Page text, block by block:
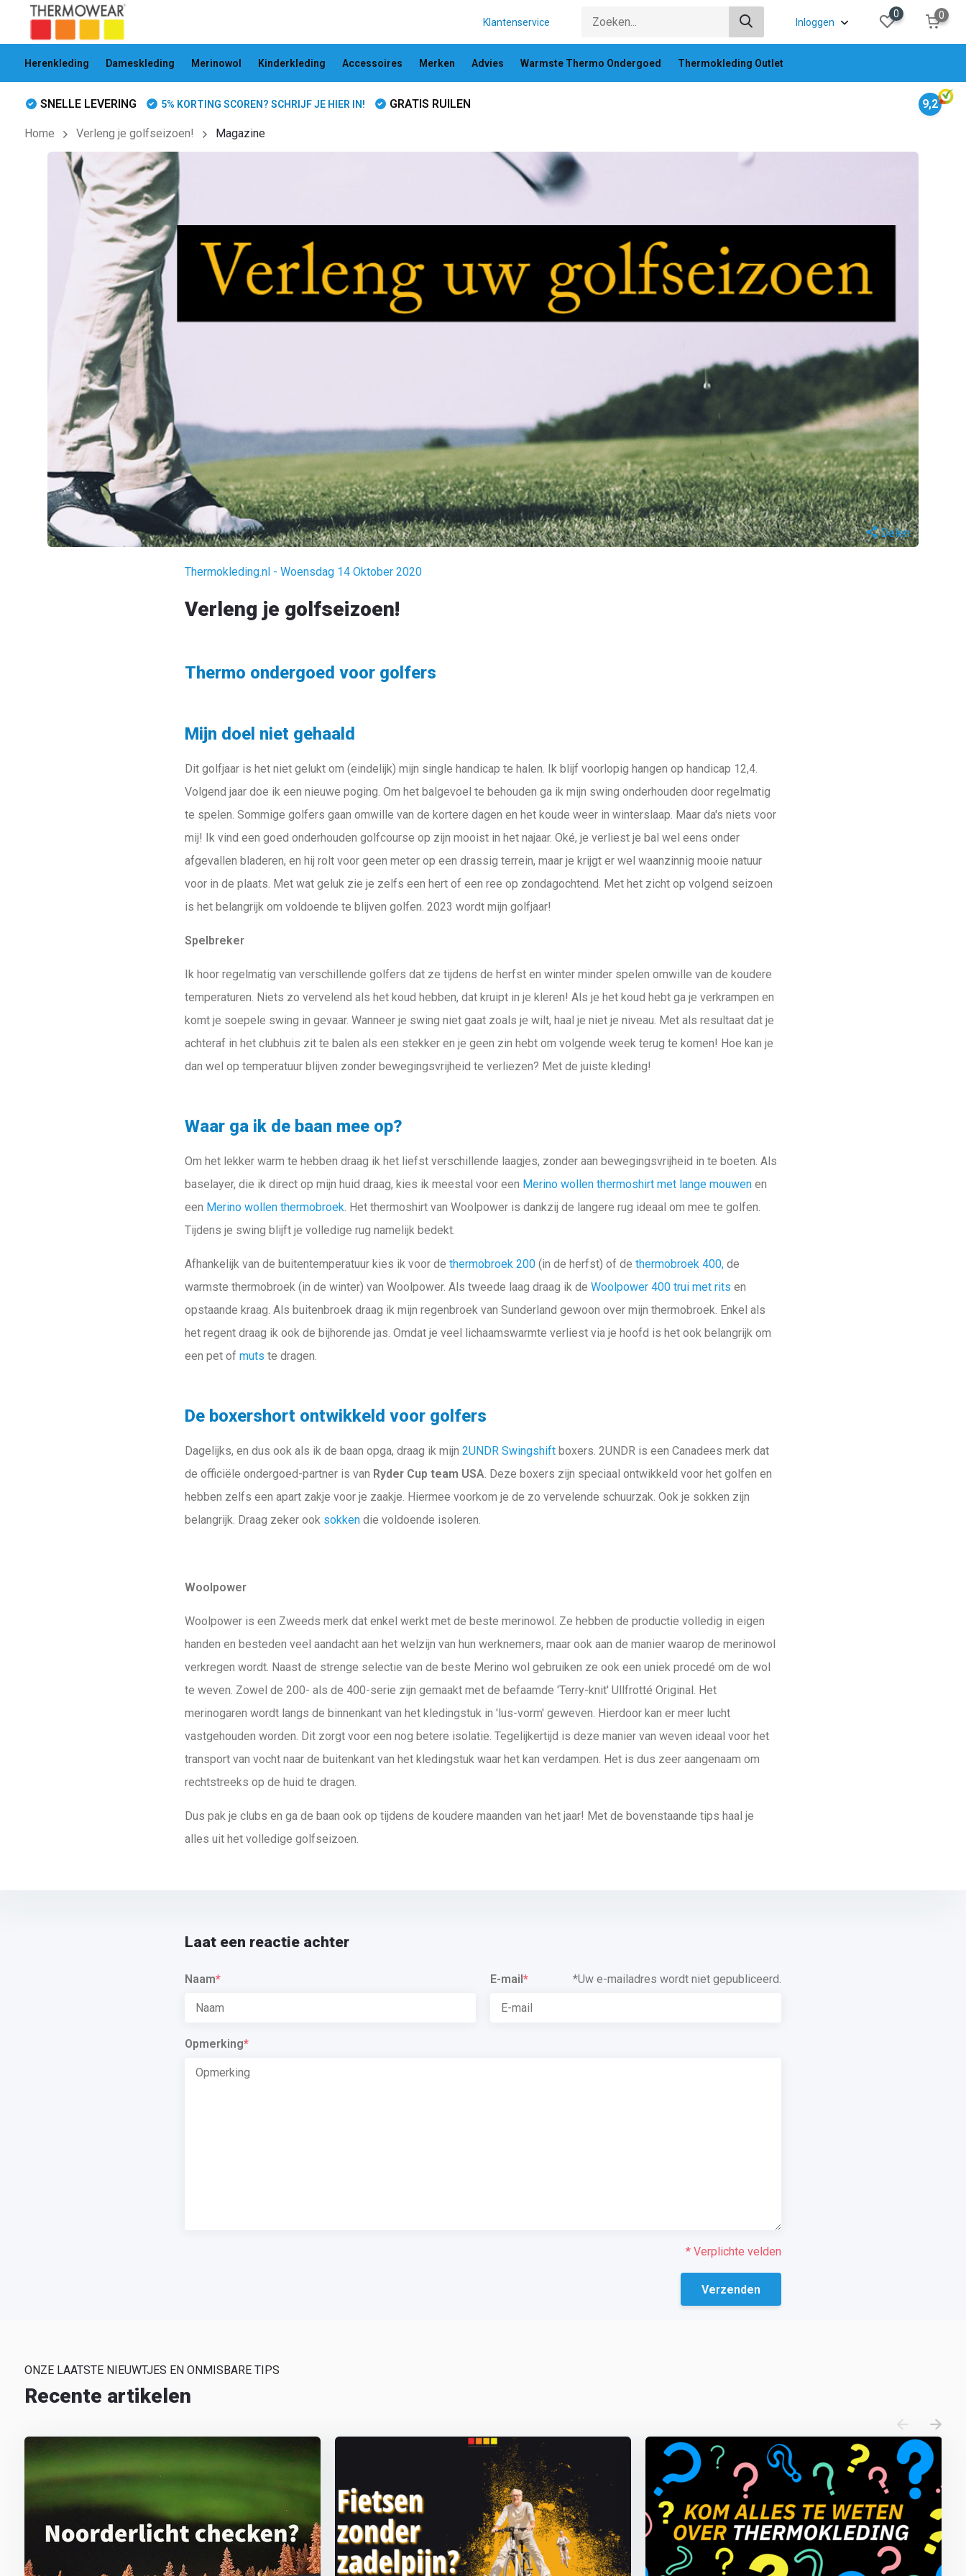
Klantenservice Inloggen
0 0
Herenkleding Dameskleding Merinowol Kinderkleding Accessoires Merken Advies Warmste Thermo Ondergoed Thermokleding Outlet
SNELLE LEVERING 5% KORTING SCOREN? SCHRIJF JE HIER IN! GRATIS RUILEN 9,2
Home Verleng je golfseizoen! Magazine
Delen
Thermokleding.nl - Woensdag 14 Oktober 2020
Verleng je golfseizoen!
Thermo ondergoed voor golfers
Mijn doel niet gehaald
Dit golfjaar is het niet gelukt om (eindelijk) mijn single handicap te halen. Ik blijf voorlopig hangen op handicap 12,4.
Volgend jaar doe ik een nieuwe poging. Om het balgevoel te behouden ga ik mijn swing onderhouden door regelmatig
te spelen. Sommige golfers gaan omwille van de kortere dagen en het koude weer in winterslaap. Maar da's niets voor
mij! Ik vind een goed onderhouden golfcourse op zijn mooist in het najaar. Oké, je verliest je bal wel eens onder
afgevallen bladeren, en hij rolt voor geen meter op een drassig terrein, maar je krijgt er wel waanzinnig mooie natuur
voor in de plaats. Met wat geluk zie je zelfs een hert of een ree op zondagochtend. Met het zicht op volgend seizoen
is het belangrijk om voldoende te blijven golfen. 2023 wordt mijn golfjaar!
Spelbreker
Ik hoor regelmatig van verschillende golfers dat ze tijdens de herfst en winter minder spelen omwille van de koudere
temperaturen. Niets zo vervelend als het koud hebben, dat kruipt in je kleren! Als je het koud hebt ga je verkrampen en
komt je soepele swing in gevaar. Wanneer je swing niet gaat zoals je wilt, haal je niet je niveau. Met als resultaat dat je
achteraf in het clubhuis zit te balen als een stekker en je geen zin hebt om volgende week terug te komen! Hoe kan je
dan wel op temperatuur blijven zonder bewegingsvrijheid te verliezen? Met de juiste kleding!
Waar ga ik de baan mee op?
Om het lekker warm te hebben draag ik het liefst verschillende laagjes, zonder aan bewegingsvrijheid in te boeten. Als
baselayer, die ik direct op mijn huid draag, kies ik meestal voor een Merino wollen thermoshirt met lange mouwen en
een Merino wollen thermobroek. Het thermoshirt van Woolpower is dankzij de langere rug ideaal om mee te golfen.
Tijdens je swing blijft je volledige rug namelijk bedekt.
Afhankelijk van de buitentemperatuur kies ik voor dethermobroek 200 (in de herfst) of dethermobroek 400, de
warmste thermobroek (in de winter) van Woolpower. Als tweede laag draag ik deWoolpower 400 trui met rits en
opstaande kraag. Als buitenbroek draag ik mijn regenbroek van Sunderland gewoon over mijn thermobroek. Enkel als
het regent draag ik ook de bijhorende jas. Omdat je veel lichaamswarmte verliest via je hoofd is het ook belangrijk om
een pet ofmuts te dragen.
De boxershort ontwikkeld voor golfers
Dagelijks, en dus ook als ik de baan opga, draag ik mijn2UNDR Swingshift boxers. 2UNDR is een Canadees merk dat
de officiële ondergoed-partner is van Ryder Cup team USA. Deze boxers zijn speciaal ontwikkeld voor het golfen en
hebben zelfs een apart zakje voor je zaakje. Hiermee voorkom je de zo vervelende schuurzak. Ook je sokken zijn
belangrijk. Draag zeker ook sokken die voldoende isoleren.
Woolpower
Woolpower is een Zweeds merk dat enkel werkt met de beste merinowol. Ze hebben de productie volledig in eigen
handen en besteden veel aandacht aan het welzijn van hun werknemers, maar ook aan de manier waarop de merinowol
verkregen wordt. Naast de strenge selectie van de beste Merino wol gebruiken ze ook een uniek procedé om de wol
te weven. Zowel de 200- als de 400-serie zijn gemaakt met de befaamde 'Terry-knit' Ullfrotté Original. Het
merinogaren wordt langs de binnenkant van het kledingstuk in 'lus-vorm' geweven. Hierdoor kan er meer lucht
vastgehouden worden. Dit zorgt voor een nog betere isolatie. Tegelijkertijd is deze manier van weven ideaal voor het
transport van vocht naar de buitenkant van het kledingstuk waar het kan verdampen. Het is dus zeer aangenaam om
rechtstreeks op de huid te dragen.
Dus pak je clubs en ga de baan ook op tijdens de koudere maanden van het jaar! Met de bovenstaande tips haal je
alles uit het volledige golfseizoen.
Laat een reactie achter
Naam* E-mail* *Uw e-mailadres wordt niet gepubliceerd.
Opmerking*
* Verplichte velden
Verzenden
ONZE LAATSTE NIEUWTJES EN ONMISBARE TIPS
Recente artikelen